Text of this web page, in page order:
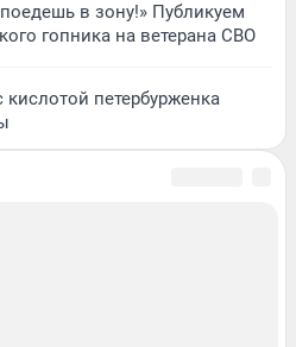
в зону!» Публикуем
гопника на ветерана СВО
петербурженка